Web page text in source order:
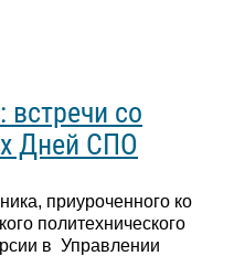
со
Дней СПО
приуроченного ко
политехнического
в Управлении